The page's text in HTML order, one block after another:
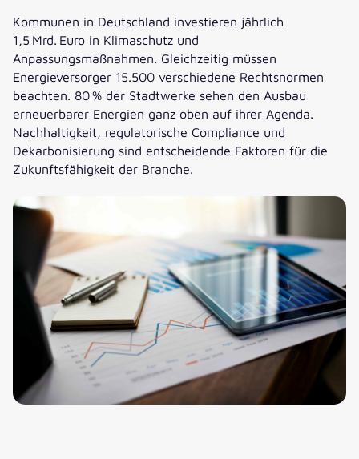
Kommunen in Deutschland investieren jährlich
1,5 Mrd. Euro in Klimaschutz und
Anpassungsmaßnahmen. Gleichzeitig müssen
Energieversorger 15.500 verschiedene Rechtsnormen
beachten. 80 % der Stadtwerke sehen den Ausbau
erneuerbarer Energien ganz oben auf ihrer Agenda.
Nachhaltigkeit, regulatorische Compliance und
Dekarbonisierung sind entscheidende Faktoren für die
Zukunftsfähigkeit der Branche.